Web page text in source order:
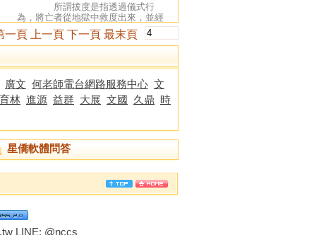
所謂拔度是指透過儀式行
為，將亡者從地獄中救度出來，並經
由一定程序，讓亡者昇入彼界的儀
禮...
一頁 上一頁 下一頁 最末頁
廣文 何老師電台網路服務中心 文
育林 進源 益群 大展 文國 久鼎 時
星僑軟體問答
LINE: @nccs